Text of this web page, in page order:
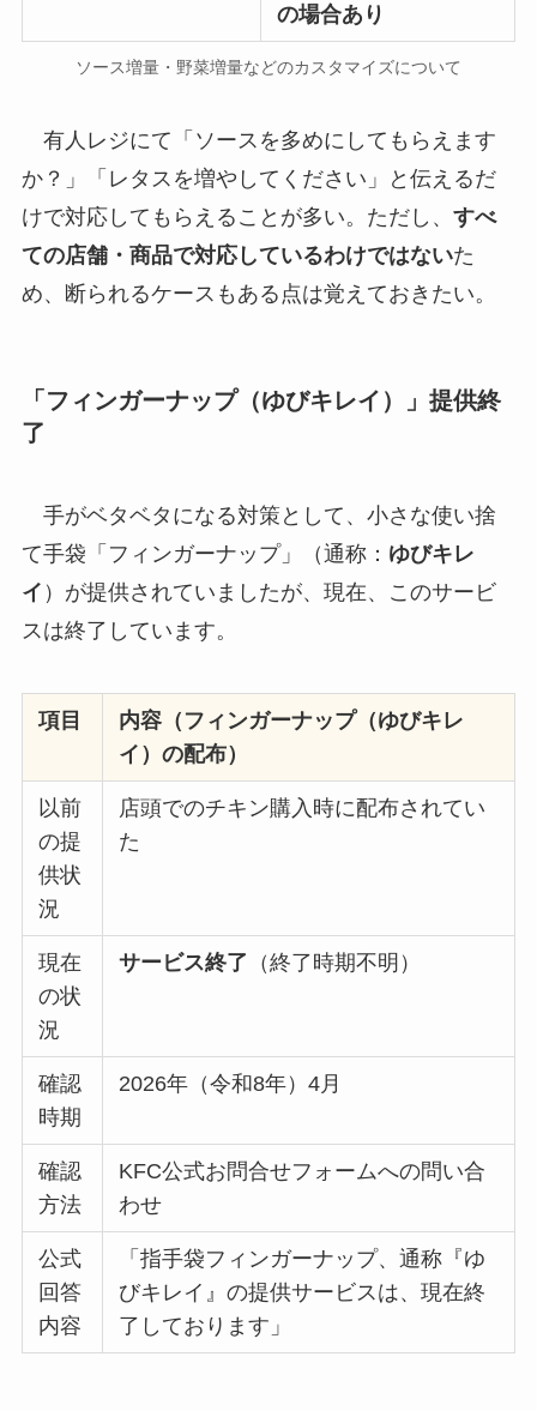
の場合あり
ソース増量・野菜増量などのカスタマイズについて
有人レジにて「ソースを多めにしてもらえます
か？」「レタスを増やしてください」と伝えるだ
けで対応してもらえることが多い。ただし、 すべ
ての店舗・商品で対応しているわけではないた
め、断られるケースもある点は覚えておきたい。
「フィンガーナップ（ゆびキレイ）」提供終
了
手がベタベタになる対策として、小さな使い捨
て手袋「フィンガーナップ」（通称： ゆびキレ
イ ）が提供されていましたが、現在、このサービ
スは終了しています。
項目
内容（フィンガーナップ（ゆびキレ
イ）の配布）
以前
の提
供状
況
店頭でのチキン購入時に配布されてい
た
現在
の状
況
サービス終了 （終了時期不明）
確認
時期
2026年（令和8年）4月
確認
方法
KFC公式お問合せフォームへの問い合
わせ
公式
回答
内容
「指手袋フィンガーナップ、通称『ゆ
びキレイ』の提供サービスは、現在終
了しております」